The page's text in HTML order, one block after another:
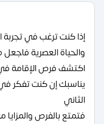
إذا كنت ترغب في تجربة
والحياة العصرية
اكتشف فرص الإقامة في
يناسبك إن كنت تفكر في
الثاني
فتمتع بالفرص والمزايا